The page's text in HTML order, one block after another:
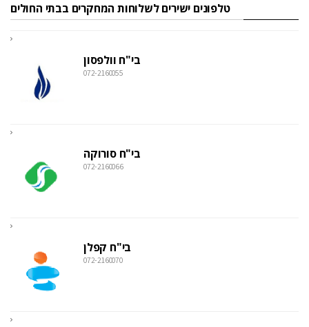
טלפונים ישירים לשלוחות המחקרים בבתי החולים
בי"ח וולפסון
072-2160055
בי"ח סורוקה
072-2160066
בי"ח קפלן
072-2160070